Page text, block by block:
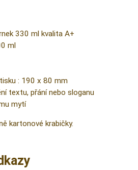
330 ml kvalita A+
ml
: 190 x 80 mm
textu, přání nebo sloganu
mytí
kartonové krabičky.